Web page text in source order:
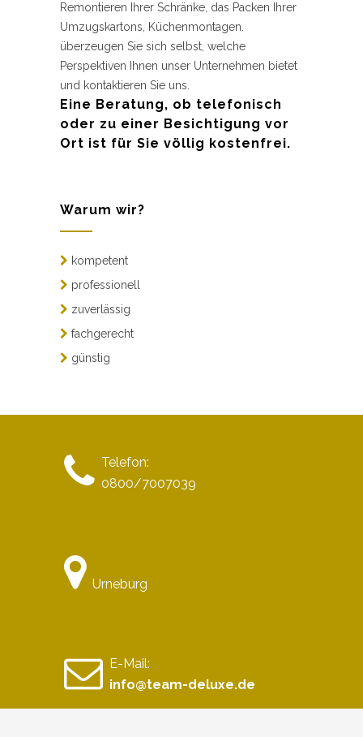
Remontieren Ihrer Schränke, das Packen Ihrer
Umzugskartons, Küchenmontagen.
überzeugen Sie sich selbst, welche
Perspektiven Ihnen unser Unternehmen bietet
und kontaktieren Sie uns.
Eine Beratung, ob telefonisch
oder zu einer Besichtigung vor
Ort ist für Sie völlig kostenfrei.
Warum wir?
kompetent
professionell
zuverlässig
fachgerecht
günstig
Telefon:
0800/7007039
Urneburg
E-Mail:
info@team-deluxe.de